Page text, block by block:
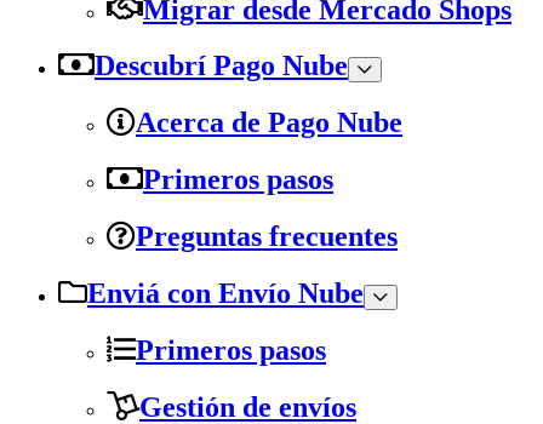
Migrar desde Mercado Shops
Descubrí Pago Nube
Acerca de Pago Nube
Primeros pasos
Preguntas frecuentes
Enviá con Envío Nube
Primeros pasos
Gestión de envíos